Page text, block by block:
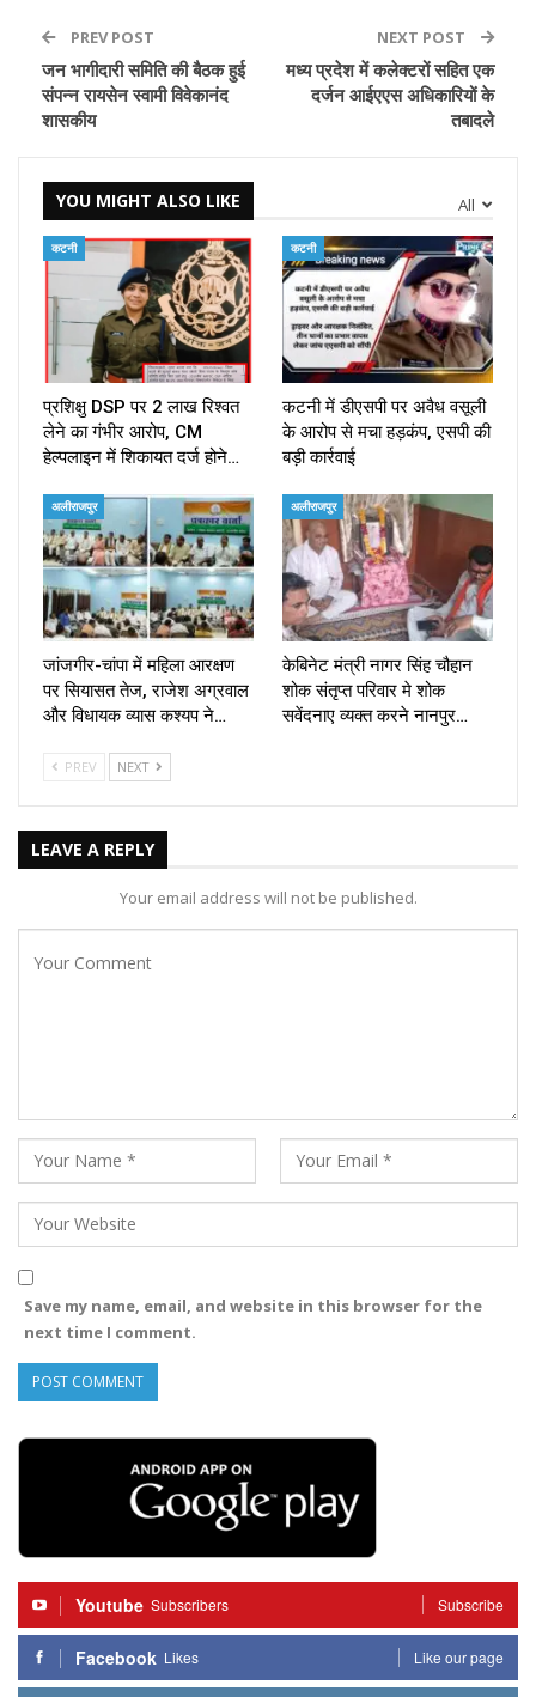
PREV POST
जन भागीदारी समिति की बैठक हुई
संपन्न रायसेन स्वामी विवेकानंद
शासकीय
NEXT POST
मध्य प्रदेश में कलेक्टरों सहित एक
दर्जन आईएएस अधिकारियों के
तबादले
All
YOU MIGHT ALSO LIKE
कटनी
प्रशिक्षु DSP पर ₹2 लाख रिश्वत
लेने का गंभीर आरोप, CM
हेल्पलाइन में शिकायत दर्ज होने…
कटनी
कटनी में डीएसपी पर अवैध वसूली
के आरोप से मचा हड़कंप, एसपी की
बड़ी कार्रवाई
अलीराजपुर
जांजगीर-चांपा में महिला आरक्षण
पर सियासत तेज, राजेश अग्रवाल
और विधायक व्यास कश्यप ने…
अलीराजपुर
केबिनेट मंत्री नागर सिंह चौहान
शोक संतृप्त परिवार मे शोक
सवेंदनाए व्यक्त करने नानपुर…
PREV NEXT
LEAVE A REPLY
Your email address will not be published.
Save my name, email, and website in this browser for the
next time I comment.
Youtube Subscribers Subscribe
Facebook Likes Like our page